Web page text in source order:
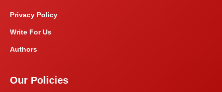
Privacy Policy
Write For Us
Authors
Our Policies